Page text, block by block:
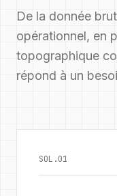
De la donnée
opérationnel, en
topographique
répond à un
SOL.01